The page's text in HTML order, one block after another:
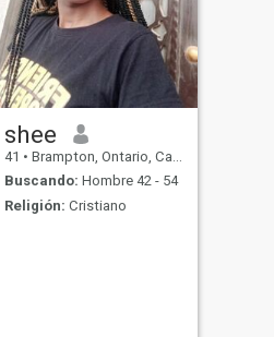
shee
41 • Brampton, Ontario, Canadá
Buscando: Hombre 42 - 54
Religión: Cristiano